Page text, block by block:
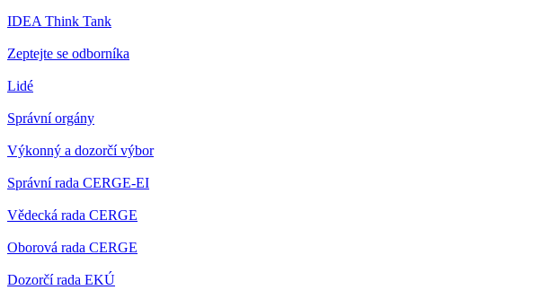
IDEA Think Tank
Zeptejte se odborníka
Lidé
Správní orgány
Výkonný a dozorčí výbor
Správní rada CERGE-EI
Vědecká rada CERGE
Oborová rada CERGE
Dozorčí rada EKÚ